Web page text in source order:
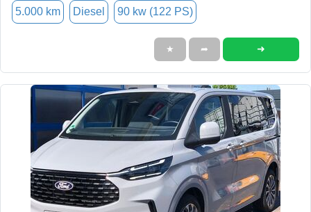
5.000 km Diesel 90 kw (122 PS)
★ ➦ ➜